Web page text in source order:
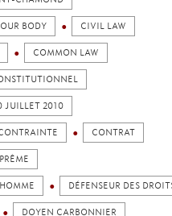
BODY CIVIL LAW
COMMON LAW
JUILLET 2010
CONTRAT
DÉFENSEUR DES
DOYEN CARBONNIER